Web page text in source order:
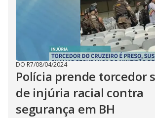
DO R7/08/04/2024
Polícia prende torcedor
de injúria racial contra
segurança em BH